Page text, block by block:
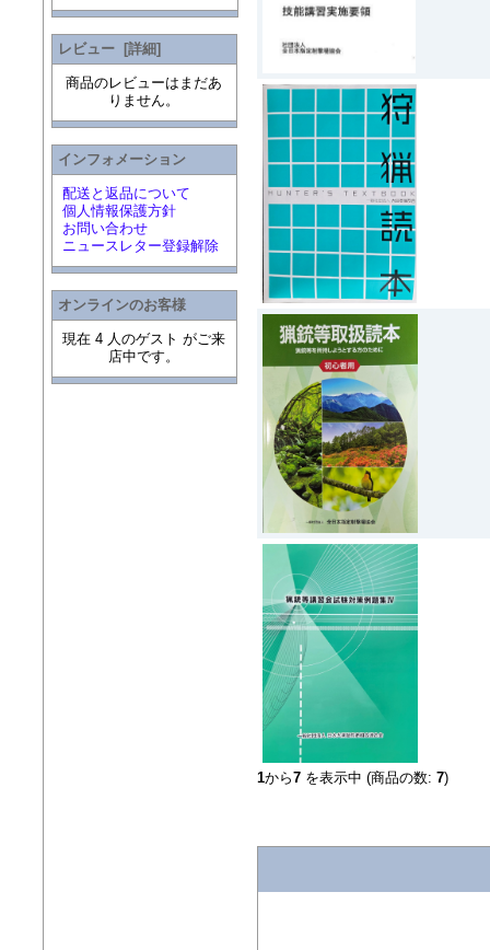
レビュー [詳細]
商品のレビューはまだあ
りません。
インフォメーション
配送と返品について
個人情報保護方針
お問い合わせ
ニュースレター登録解除
オンラインのお客様
現在 4 人のゲスト がご来
店中です。
1から7を表示中 (商品の数: 7)